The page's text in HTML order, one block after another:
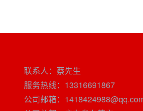
联系人：蔡先生
服务热线：13316691867
公司邮箱：